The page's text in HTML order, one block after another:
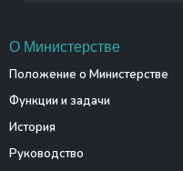
О Министерстве
Положение о Министерстве
Функции и задачи
История
Руководство